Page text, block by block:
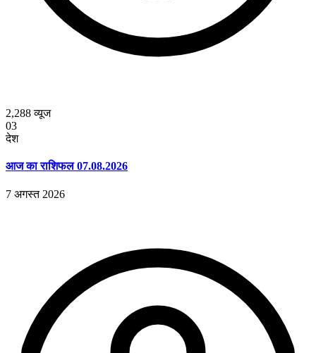
2,288व्यूज
03
देश
आज का राशिफल 07.08.2026
7 अगस्त 2026